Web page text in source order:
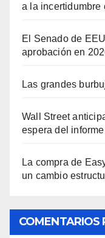
a la incertidumbre
El Senado de
aprobación en
Las grandes
Wall Street
espera del
La compra de
un cambio
COMENTARIOS